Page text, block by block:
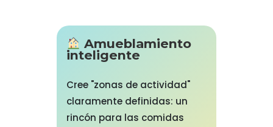
Amueblamiento
inteligente
Cree "zonas de actividad"
claramente definidas: un
rincón para las comidas